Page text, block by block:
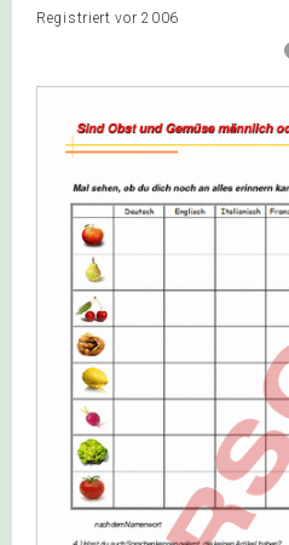
Registriert vor 2006